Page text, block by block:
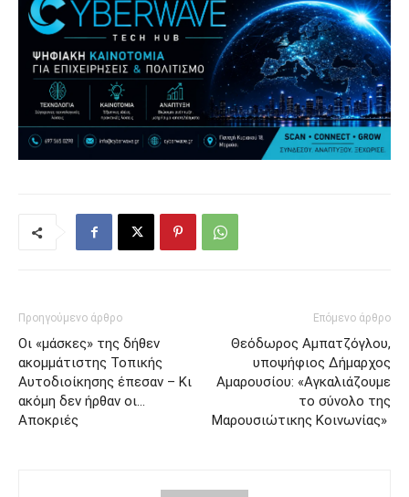
Προηγούμενο άρθρο
Οι «μάσκες» της δήθεν
ακομμάτιστης Τοπικής
Αυτοδιοίκησης έπεσαν – Κι
ακόμη δεν ήρθαν οι…
Αποκριές
Επόμενο άρθρο
Θεόδωρος Αμπατζόγλου,
υποψήφιος Δήμαρχος
Αμαρουσίου: «Αγκαλιάζουμε
το σύνολο της
Μαρουσιώτικης Κοινωνίας»